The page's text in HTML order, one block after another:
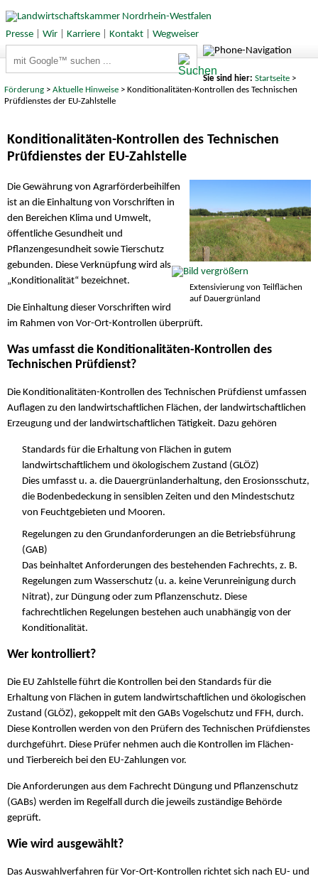
Presse| Wir| Karriere| Kontakt| Wegweiser
Sie sind hier: Startseite>
Förderung >Aktuelle Hinweise > Konditionalitäten-Kontrollen des Technischen
Prüfdienstes der EU-Zahlstelle
Konditionalitäten-Kontrollen des Technischen
Prüfdienstes der EU-Zahlstelle
Extensivierung von Teilflächen
auf Dauergrünland
Die Gewährung von Agrarförderbeihilfen
ist an die Einhaltung von Vorschriften in
den Bereichen Klima und Umwelt,
öffentliche Gesundheit und
Pflanzengesundheit sowie Tierschutz
gebunden. Diese Verknüpfung wird als
„Konditionalität“ bezeichnet.
Die Einhaltung dieser Vorschriften wird
im Rahmen von Vor-Ort-Kontrollen überprüft.
Was umfasst die Konditionalitäten-Kontrollen des
Technischen Prüfdienst?
Die Konditionalitäten-Kontrollen des Technischen Prüfdienst umfassen
Auflagen zu den landwirtschaftlichen Flächen, der landwirtschaftlichen
Erzeugung und der landwirtschaftlichen Tätigkeit. Dazu gehören
Standards für die Erhaltung von Flächen in gutem
landwirtschaftlichem und ökologischem Zustand (GLÖZ)
Dies umfasst u. a. die Dauergrünlanderhaltung, den Erosionsschutz,
die Bodenbedeckung in sensiblen Zeiten und den Mindestschutz
von Feuchtgebieten und Mooren.
Regelungen zu den Grundanforderungen an die Betriebsführung
(GAB)
Das beinhaltet Anforderungen des bestehenden Fachrechts, z. B.
Regelungen zum Wasserschutz (u. a. keine Verunreinigung durch
Nitrat), zur Düngung oder zum Pflanzenschutz. Diese
fachrechtlichen Regelungen bestehen auch unabhängig von der
Konditionalität.
Wer kontrolliert?
Die EU Zahlstelle führt die Kontrollen bei den Standards für die
Erhaltung von Flächen in gutem landwirtschaftlichen und ökologischen
Zustand (GLÖZ), gekoppelt mit den GABs Vogelschutz und FFH, durch.
Diese Kontrollen werden von den Prüfern des Technischen Prüfdienstes
durchgeführt. Diese Prüfer nehmen auch die Kontrollen im Flächen-
und Tierbereich bei den EU-Zahlungen vor.
Die Anforderungen aus dem Fachrecht Düngung und Pflanzenschutz
(GABs) werden im Regelfall durch die jeweils zuständige Behörde
geprüft.
Wie wird ausgewählt?
Das Auswahlverfahren für Vor-Ort-Kontrollen richtet sich nach EU- und